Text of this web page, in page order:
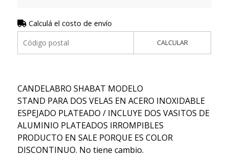
Calculá el costo de envío
CALCULAR
CANDELABRO SHABAT MODELO
STAND PARA DOS VELAS EN ACERO INOXIDABLE
ESPEJADO PLATEADO / INCLUYE DOS VASITOS DE
ALUMINIO PLATEADOS IRROMPIBLES
PRODUCTO EN SALE PORQUE ES COLOR
DISCONTINUO. No tiene cambio.